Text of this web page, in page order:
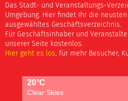
Das Stadt- und Veranstaltungs-
Umgebung. Hier findet Ihr die
ausgewähltes Geschäftsverzeichnis.
Für Geschäftsinhaber und
unserer Seite kostenlos.
Hier geht es los, für mehr Besucher,
20°C
Clear Skies